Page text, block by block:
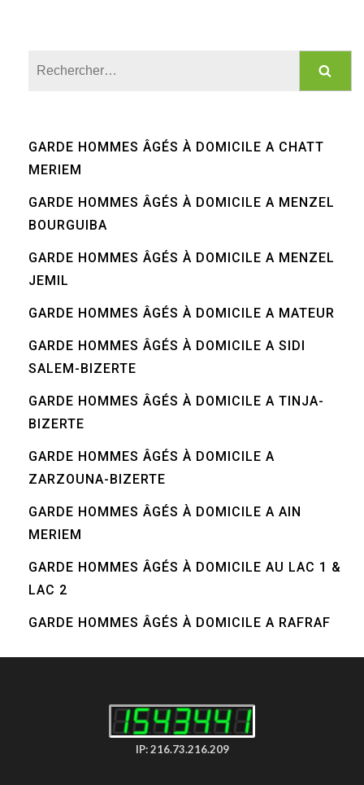
GARDE HOMMES ÂGÉS À DOMICILE A CHATT
MERIEM
GARDE HOMMES ÂGÉS À DOMICILE A MENZEL
BOURGUIBA
GARDE HOMMES ÂGÉS À DOMICILE A MENZEL
JEMIL
GARDE HOMMES ÂGÉS À DOMICILE A MATEUR
GARDE HOMMES ÂGÉS À DOMICILE A SIDI
SALEM-BIZERTE
GARDE HOMMES ÂGÉS À DOMICILE A TINJA-
BIZERTE
GARDE HOMMES ÂGÉS À DOMICILE A
ZARZOUNA-BIZERTE
GARDE HOMMES ÂGÉS À DOMICILE A AIN
MERIEM
GARDE HOMMES ÂGÉS À DOMICILE AU LAC 1 &
LAC 2
GARDE HOMMES ÂGÉS À DOMICILE A RAFRAF
IP: 216.73.216.209